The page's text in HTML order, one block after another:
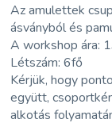
Az amulettek
ásványból és
A workshop ára:
Létszám: 6fő
Kérjük, hogy
együtt,
alkotás